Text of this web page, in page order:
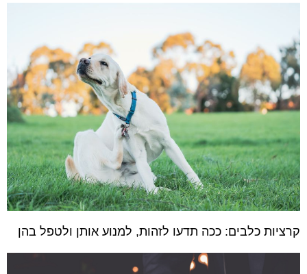
קרציות כלבים: ככה תדעו לזהות, למנוע אותן ולטפל בהן